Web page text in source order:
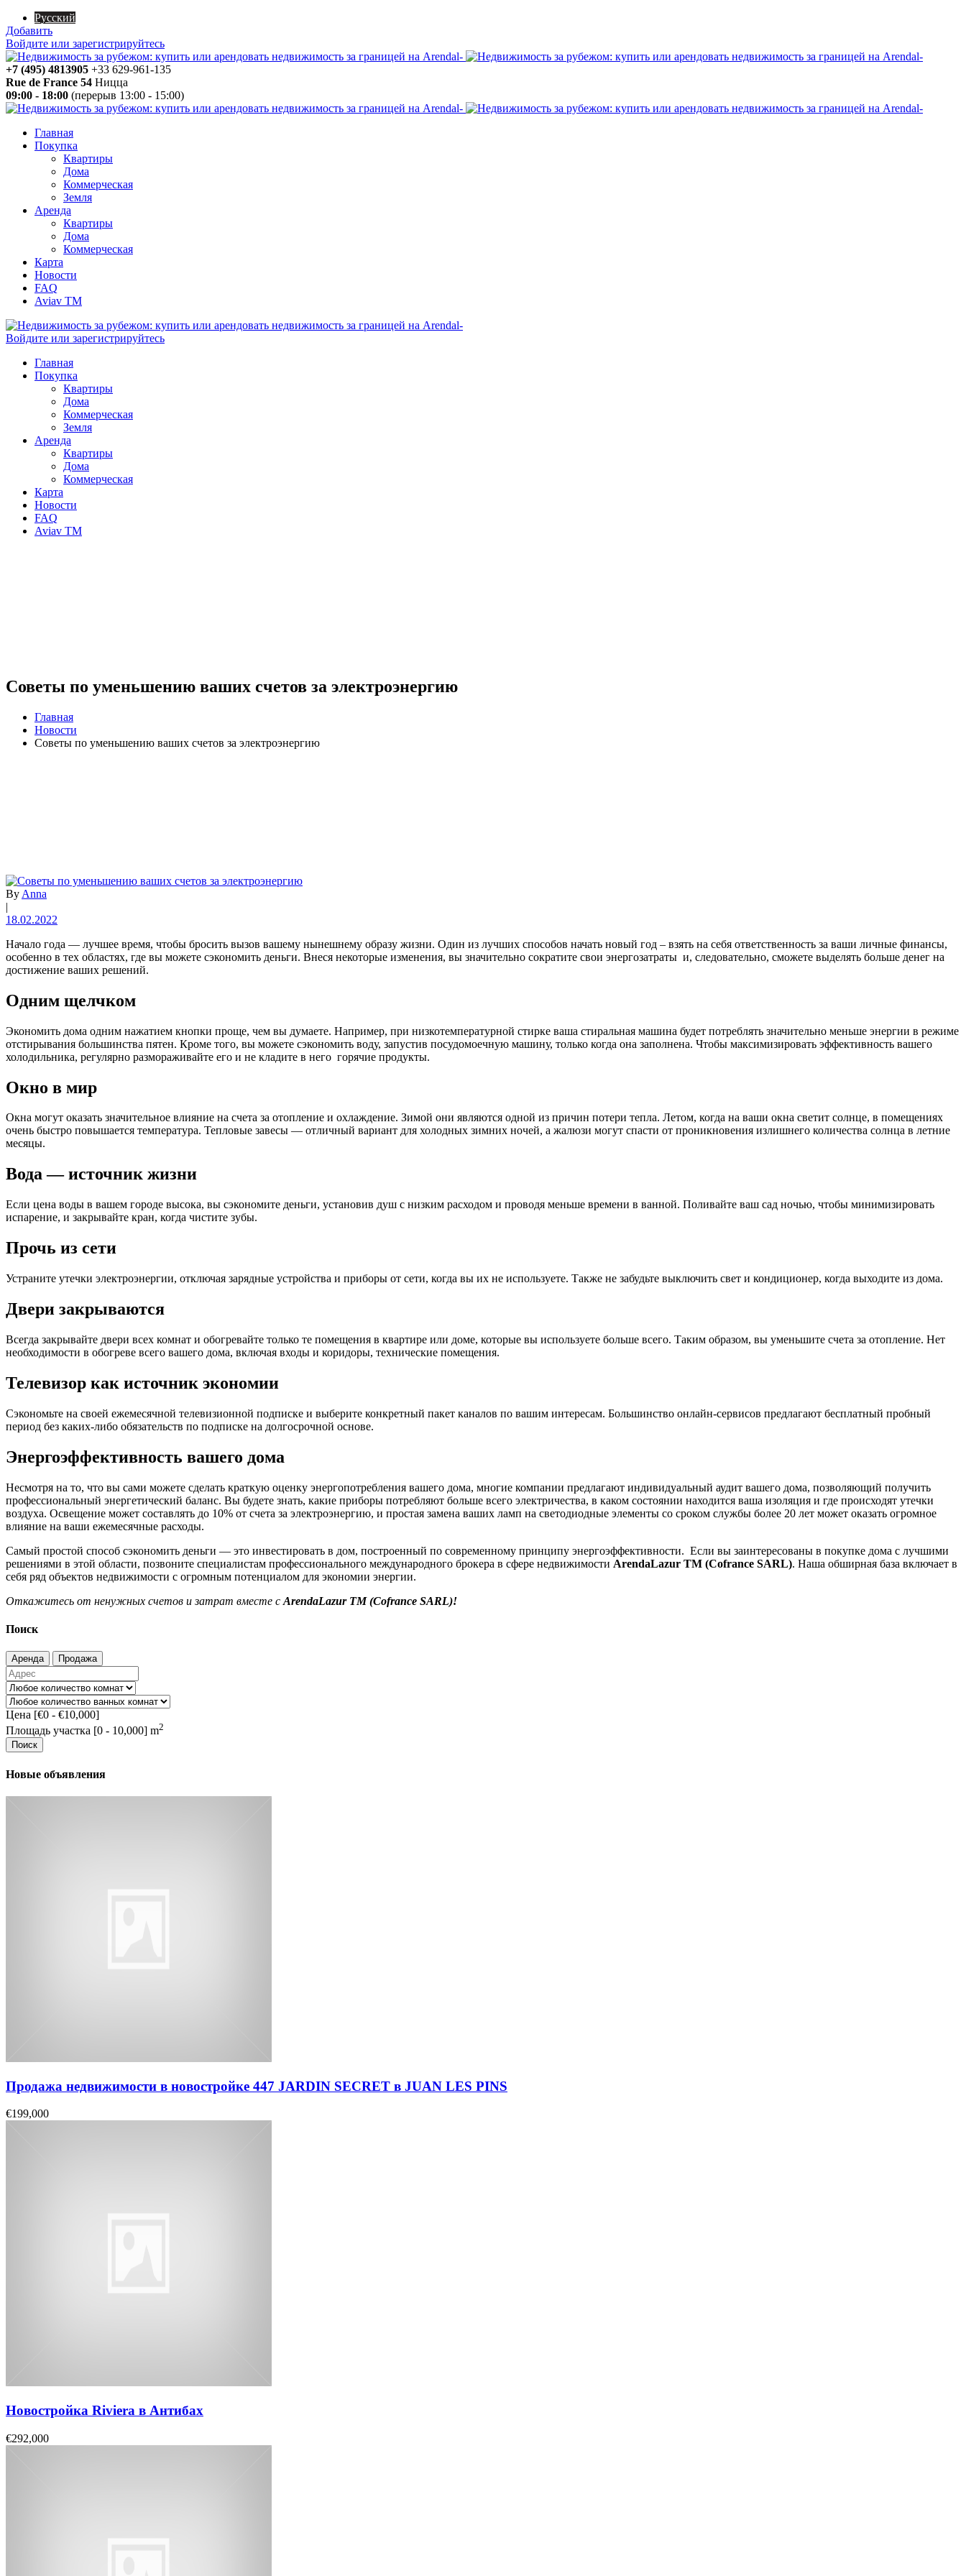
Русский
Добавить
Войдите или зарегистрируйтесь
+7 (495) 4813905 +33 629-961-135
Rue de France 54 Ницца
09:00 - 18:00 (перерыв 13:00 - 15:00)
Главная
Покупка
Квартиры
Дома
Коммерческая
Земля
Аренда
Квартиры
Дома
Коммерческая
Карта
Новости
FAQ
Aviav TM
Войдите или зарегистрируйтесь
Главная
Покупка
Квартиры
Дома
Коммерческая
Земля
Аренда
Квартиры
Дома
Коммерческая
Карта
Новости
FAQ
Aviav TM
Советы по уменьшению ваших счетов за электроэнергию
Главная
Новости
Советы по уменьшению ваших счетов за электроэнергию
By Anna
|
18.02.2022
Начало года — лучшее время, чтобы бросить вызов вашему нынешнему образу жизни. Один из лучших способов начать новый год – взять на себя ответственность за ваши личные финансы,
особенно в тех областях, где вы можете сэкономить деньги. Внеся некоторые изменения, вы значительно сократите свои энергозатраты и, следовательно, сможете выделять больше денег на
достижение ваших решений.
Одним щелчком
Экономить дома одним нажатием кнопки проще, чем вы думаете. Например, при низкотемпературной стирке ваша стиральная машина будет потреблять значительно меньше энергии в режиме
отстирывания большинства пятен. Кроме того, вы можете сэкономить воду, запустив посудомоечную машину, только когда она заполнена. Чтобы максимизировать эффективность вашего
холодильника, регулярно размораживайте его и не кладите в него горячие продукты.
Окно в мир
Окна могут оказать значительное влияние на счета за отопление и охлаждение. Зимой они являются одной из причин потери тепла. Летом, когда на ваши окна светит солнце, в помещениях
очень быстро повышается температура. Тепловые завесы — отличный вариант для холодных зимних ночей, а жалюзи могут спасти от проникновения излишнего количества солнца в летние
месяцы.
Вода — источник жизни
Если цена воды в вашем городе высока, вы сэкономите деньги, установив душ с низким расходом и проводя меньше времени в ванной. Поливайте ваш сад ночью, чтобы минимизировать
испарение, и закрывайте кран, когда чистите зубы.
Прочь из сети
Устраните утечки электроэнергии, отключая зарядные устройства и приборы от сети, когда вы их не используете. Также не забудьте выключить свет и кондиционер, когда выходите из дома.
Двери закрываются
Всегда закрывайте двери всех комнат и обогревайте только те помещения в квартире или доме, которые вы используете больше всего. Таким образом, вы уменьшите счета за отопление. Нет
необходимости в обогреве всего вашего дома, включая входы и коридоры, технические помещения.
Телевизор как источник экономии
Сэкономьте на своей ежемесячной телевизионной подписке и выберите конкретный пакет каналов по вашим интересам. Большинство онлайн-сервисов предлагают бесплатный пробный
период без каких-либо обязательств по подписке на долгосрочной основе.
Энергоэффективность вашего дома
Несмотря на то, что вы сами можете сделать краткую оценку энергопотребления вашего дома, многие компании предлагают индивидуальный аудит вашего дома, позволяющий получить
профессиональный энергетический баланс. Вы будете знать, какие приборы потребляют больше всего электричества, в каком состоянии находится ваша изоляция и где происходят утечки
воздуха. Освещение может составлять до 10% от счета за электроэнергию, и простая замена ваших ламп на светодиодные элементы со сроком службы более 20 лет может оказать огромное
влияние на ваши ежемесячные расходы.
Самый простой способ сэкономить деньги — это инвестировать в дом, построенный по современному принципу энергоэффективности. Если вы заинтересованы в покупке дома с лучшими
решениями в этой области, позвоните специалистам профессионального международного брокера в сфере недвижимости ArendaLazur TM (Cofrance SARL). Наша обширная база включает в
себя ряд объектов недвижимости с огромным потенциалом для экономии энергии.
Откажитесь от ненужных счетов и затрат вместе с ArendaLazur TM(Cofrance SARL)!
Поиск
Аренда Продажа
Цена [€0 - €10,000]
Площадь участка [0 - 10,000] m2
Поиск
Новые объявления
Продажа недвижимости в новостройке 447 JARDIN SECRET в JUAN LES PINS
€199,000
Новостройка Riviera в Антибах
€292,000